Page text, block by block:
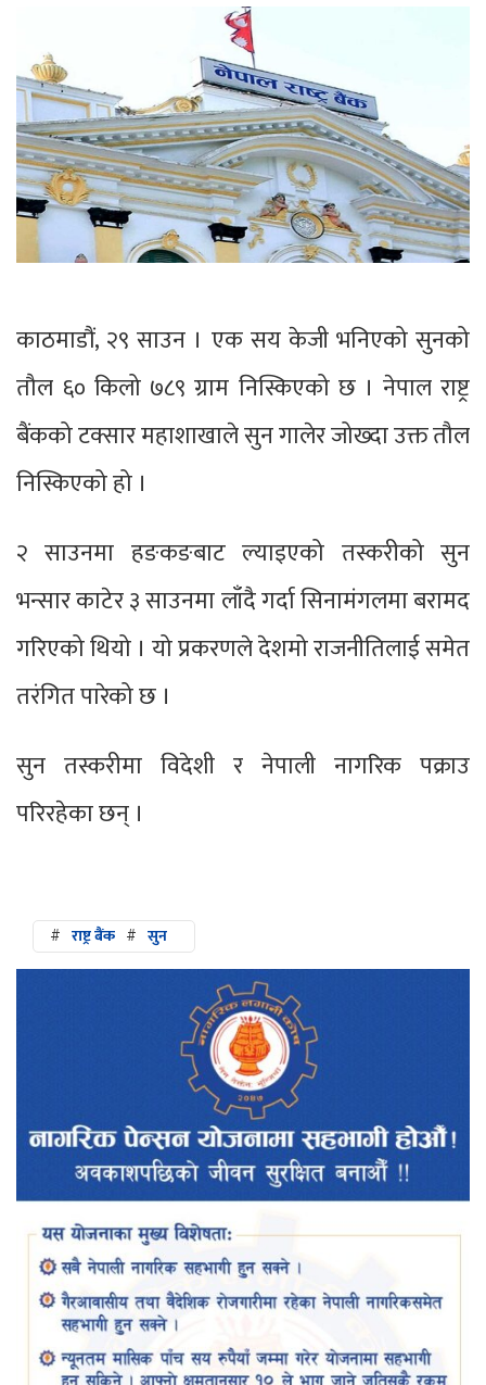
काठमाडौं, २९ साउन । एक सय केजी भनिएको सुनको
तौल ६० किलो ७८९ ग्राम निस्किएको छ । नेपाल राष्ट्र
बैंकको टक्सार महाशाखाले सुन गालेर जोख्दा उक्त तौल
निस्किएको हो ।
२ साउनमा हङकङबाट ल्याइएको तस्करीको सुन
भन्सार काटेर ३ साउनमा लाँदै गर्दा सिनामंगलमा बरामद
गरिएको थियो । यो प्रकरणले देशमो राजनीतिलाई समेत
तरंगित पारेको छ ।
सुन तस्करीमा विदेशी र नेपाली नागरिक पक्राउ
परिरहेका छन् ।
# राष्ट्र बैंक # सुन